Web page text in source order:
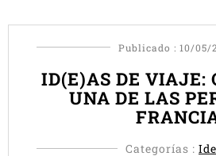
Publicado : 10/05/
ID(E)AS DE VIAJE:
UNA DE LAS
Categorías :